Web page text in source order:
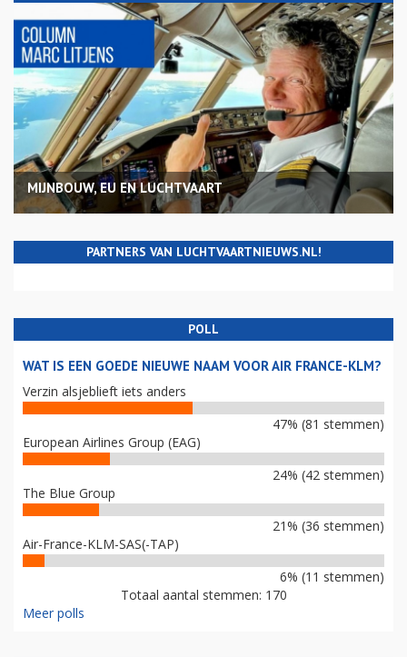
MIJNBOUW, EU EN LUCHTVAART
PARTNERS VAN LUCHTVAARTNIEUWS.NL!
POLL
WAT IS EEN GOEDE NIEUWE NAAM VOOR AIR FRANCE-KLM?
Verzin alsjeblieft iets anders
47% (81 stemmen)
European Airlines Group (EAG)
24% (42 stemmen)
The Blue Group
21% (36 stemmen)
Air-France-KLM-SAS(-TAP)
6% (11 stemmen)
Totaal aantal stemmen: 170
Meer polls